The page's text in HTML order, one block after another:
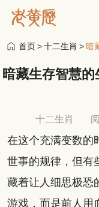
首页>十二生肖 >
暗藏生存智慧
十二生肖
在这个充满变数的
世事的规律，但有
藏着让人细思极恐
游戏，而是前人用